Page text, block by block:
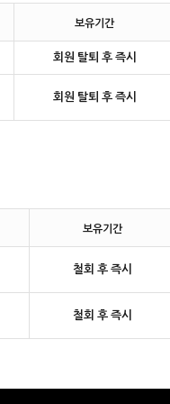
보유기간
회원 탈퇴 후 즉시
회원 탈퇴 후 즉시
보유기간
철회 후 즉시
철회 후 즉시